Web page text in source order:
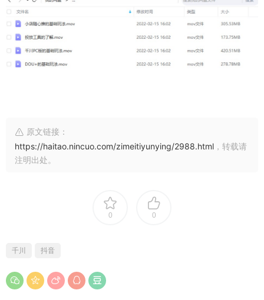
原文链接：
https://haitao.nincuo.com/zimeitiyunying/2988.html ，转载请
注明出处。
0 0
千川 抖音